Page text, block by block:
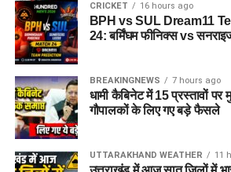
CRICKET 16 hours ago
BPH vs SUL Dream11
24: बर्मिंघम फीनिक्स vs
BREAKINGNEWS 7 hours ago
धामी कैबिनेट में 15 प्रस्तावों
गौपालकों के लिए गए बड़े फैसले
UTTARAKHAND WEATHER 11